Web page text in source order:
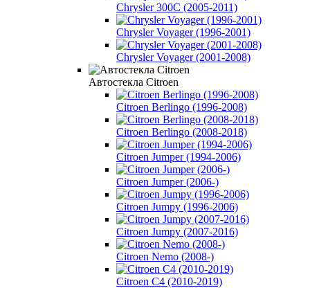
Chrysler 300C (2005-2011)
Chrysler Voyager (1996-2001)
Chrysler Voyager (2001-2008)
Автостекла Citroen
Citroen Berlingo (1996-2008)
Citroen Berlingo (2008-2018)
Citroen Jumper (1994-2006)
Citroen Jumper (2006-)
Citroen Jumpy (1996-2006)
Citroen Jumpy (2007-2016)
Citroen Nemo (2008-)
Citroen C4 (2010-2019)